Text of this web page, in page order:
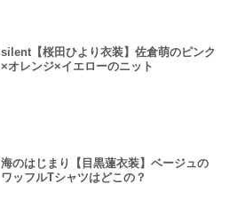
silent【桜田ひより衣装】佐倉萌のピンク
×オレンジ×イエローのニット
海のはじまり【目黒蓮衣装】ベージュの
ワッフルTシャツはどこの？